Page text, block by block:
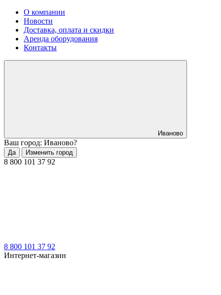
О компании
Новости
Доставка, оплата и скидки
Аренда оборудования
Контакты
Иваново
Ваш город: Иваново?
Да Изменить город
8 800 101 37 92
8 800 101 37 92
Интернет-магазин